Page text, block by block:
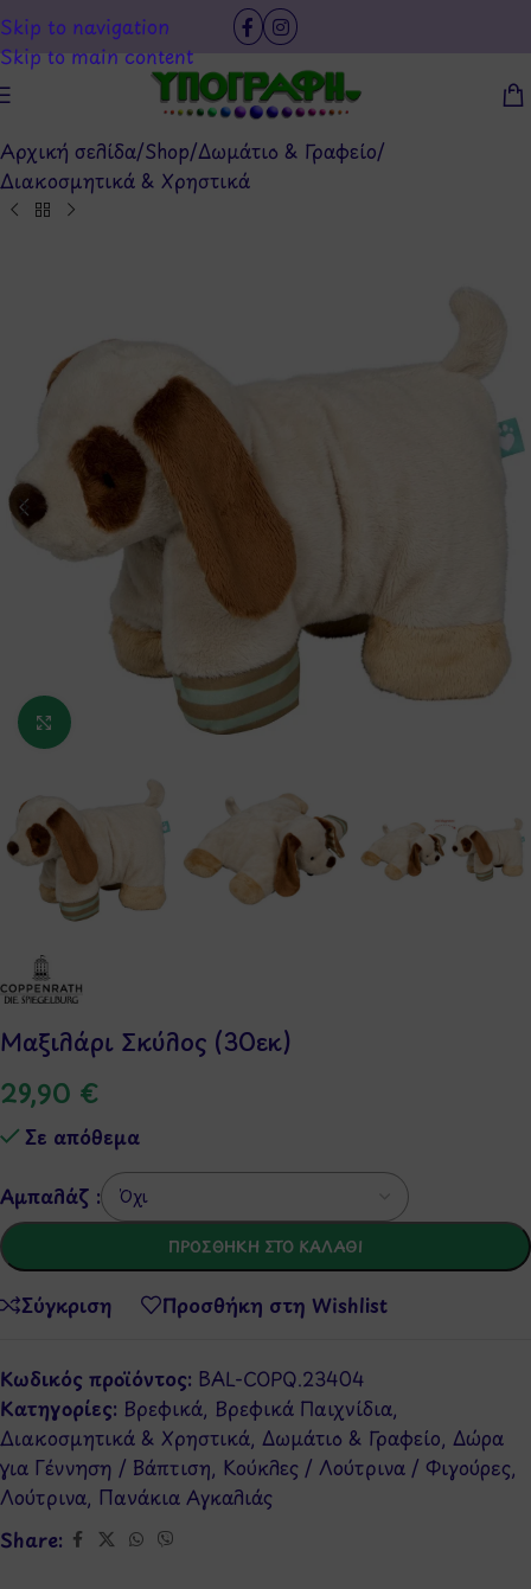
Skip to navigation
Skip to main content
Αρχική σελίδα/Shop/Δωμάτιο & Γραφείο/
Διακοσμητικά & Χρηστικά
Κάντε κλικ για μεγέθυνση
Μαξιλάρι Σκύλος (30εκ)
29,90 €
Σε απόθεμα
Αμπαλάζ :
ΠΡΟΣΘΉΚΗ ΣΤΟ ΚΑΛΆΘΙ
Σύγκριση Προσθήκη στη Wishlist
Κωδικός προϊόντος: BAL-COPQ.23404
Κατηγορίες: Βρεφικά, Βρεφικά Παιχνίδια,
Διακοσμητικά & Χρηστικά, Δωμάτιο & Γραφείο, Δώρα
για Γέννηση / Βάπτιση, Κούκλες / Λούτρινα / Φιγούρες,
Λούτρινα, Πανάκια Αγκαλιάς
Share: